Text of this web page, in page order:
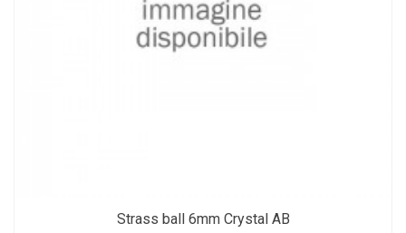
Strass ball 6mm Crystal AB